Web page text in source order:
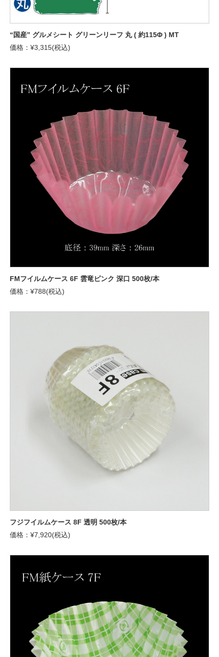
“国産” グルメシート グリーンリーフ 丸 ( 約115Φ ) MT
価格：¥3,315(税込)
FMフイルムケース 6F 雲竜ピンク 深口 500枚/本
価格：¥788(税込)
フジフイルムケース 8F 透明 500枚/本
価格：¥7,920(税込)